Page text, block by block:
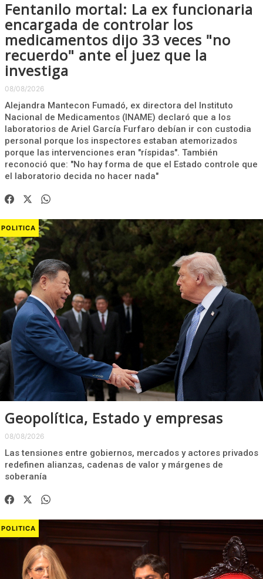
Fentanilo mortal: La ex funcionaria
encargada de controlar los
medicamentos dijo 33 veces "no
recuerdo" ante el juez que la
investiga
08/08/2026
Alejandra Mantecon Fumadó, ex directora del Instituto
Nacional de Medicamentos (INAME) declaró que a los
laboratorios de Ariel García Furfaro debían ir con custodia
personal porque los inspectores estaban atemorizados
porque las intervenciones eran "ríspidas". También
reconoció que: "No hay forma de que el Estado controle que
el laboratorio decida no hacer nada"
POLITICA
Geopolítica, Estado y empresas
08/08/2026
Las tensiones entre gobiernos, mercados y actores privados
redefinen alianzas, cadenas de valor y márgenes de
soberanía
POLITICA